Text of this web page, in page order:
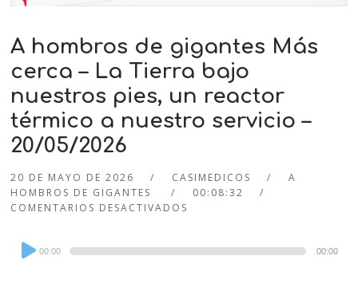
A hombros de gigantes Más
cerca – La Tierra bajo
nuestros pies, un reactor
térmico a nuestro servicio –
20/05/2026
20 DE MAYO DE 2026 CASIMEDICOS
A
HOMBROS DE GIGANTES
00:08:32
COMENTARIOS DESACTIVADOS
Audio
Player
00:00 00:00